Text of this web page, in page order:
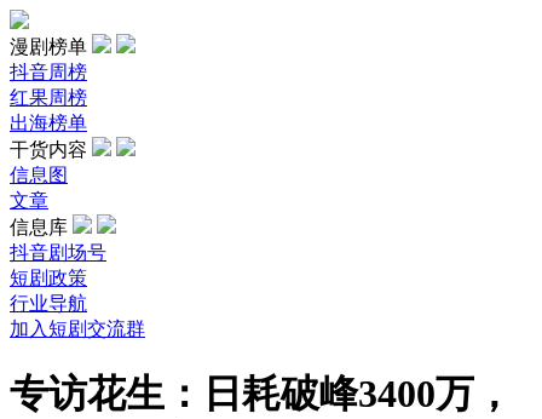
漫剧榜单
抖音周榜
红果周榜
出海榜单
干货内容
信息图
文章
信息库
抖音剧场号
短剧政策
行业导航
加入短剧交流群
专访花生：日耗破峰3400万，